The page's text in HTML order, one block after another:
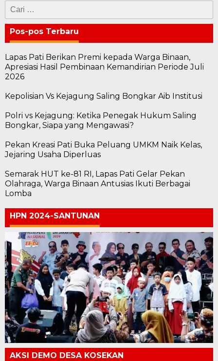
Cari
untuk:
Pos-pos Terbaru
Lapas Pati Berikan Premi kepada Warga Binaan,
Apresiasi Hasil Pembinaan Kemandirian Periode Juli
2026
Kepolisian Vs Kejagung Saling Bongkar Aib Institusi
Polri vs Kejagung: Ketika Penegak Hukum Saling
Bongkar, Siapa yang Mengawasi?
Pekan Kreasi Pati Buka Peluang UMKM Naik Kelas,
Jejaring Usaha Diperluas
Semarak HUT ke-81 RI, Lapas Pati Gelar Pekan
Olahraga, Warga Binaan Antusias Ikuti Berbagai
Lomba
HPN 2024-SANTUNAN
AKSI DEMO DESA KOSEKAN